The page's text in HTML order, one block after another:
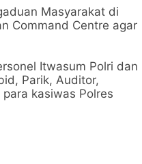
Masyarakat di
Command Centre agar
Itwasum Polri dan
Parik, Auditor,
kasiwas Polres